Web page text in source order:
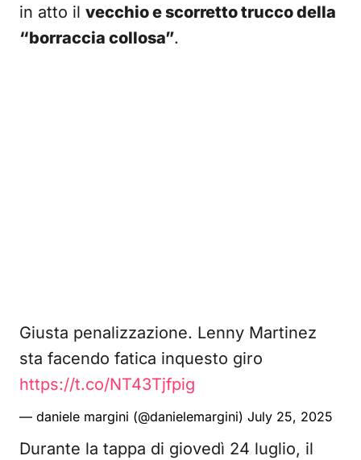
in atto il vecchio e scorretto trucco della
“borraccia collosa”.
Giusta penalizzazione. Lenny Martinez
sta facendo fatica inquesto giro
https://t.co/NT43Tjfpig
— daniele margini (@danielemargini) July 25, 2025
Durante la tappa di giovedì 24 luglio, il